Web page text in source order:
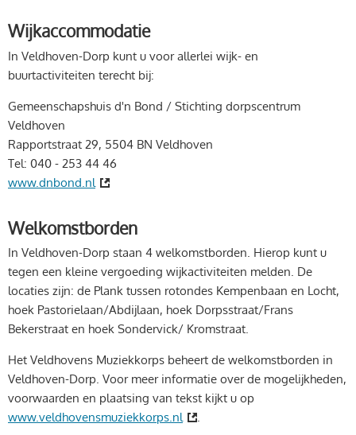
Wijkaccommodatie
In Veldhoven-Dorp kunt u voor allerlei wijk- en
buurtactiviteiten terecht bij:
Gemeenschapshuis d'n Bond / Stichting dorpscentrum
Veldhoven
Rapportstraat 29, 5504 BN Veldhoven
Tel: 040 - 253 44 46
www.dnbond.nl
Welkomstborden
In Veldhoven-Dorp staan 4 welkomstborden. Hierop kunt u
tegen een kleine vergoeding wijkactiviteiten melden. De
locaties zijn: de Plank tussen rotondes Kempenbaan en Locht,
hoek Pastorielaan/Abdijlaan, hoek Dorpsstraat/Frans
Bekerstraat en hoek Sondervick/ Kromstraat.
Het Veldhovens Muziekkorps beheert de welkomstborden in
Veldhoven-Dorp. Voor meer informatie over de mogelijkheden,
voorwaarden en plaatsing van tekst kijkt u op
www.veldhovensmuziekkorps.nl
.